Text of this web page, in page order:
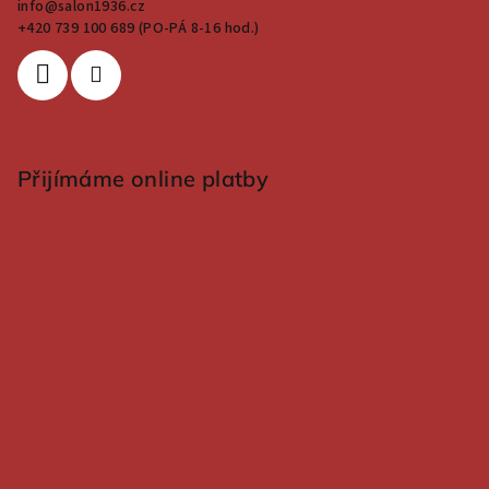
info@salon1936.cz
+420 739 100 689 (PO-PÁ 8-16 hod.)
Přijímáme online platby